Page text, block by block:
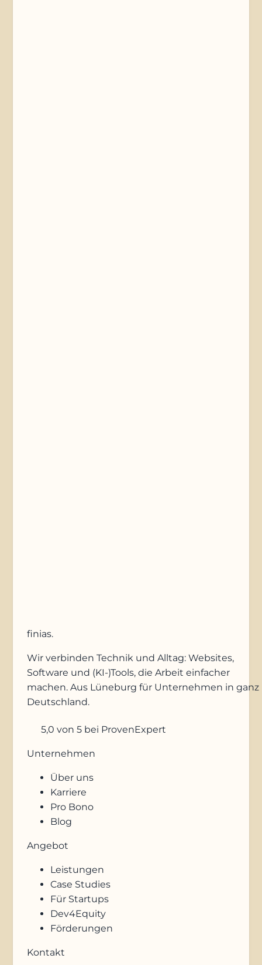
finias.
Wir verbinden Technik und Alltag: Websites,
Software und (KI-)Tools, die Arbeit einfacher
machen. Aus Lüneburg für Unternehmen in ganz
Deutschland.
5,0 von 5 bei ProvenExpert
Unternehmen
Über uns
Karriere
Pro Bono
Blog
Angebot
Leistungen
Case Studies
Für Startups
Dev4Equity
Förderungen
Kontakt